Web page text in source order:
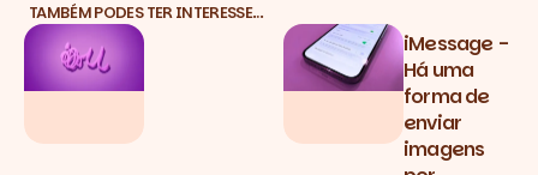
TAMBÉM PODES TER INTERESSE…
iMessage -
Há uma
forma de
enviar
imagens